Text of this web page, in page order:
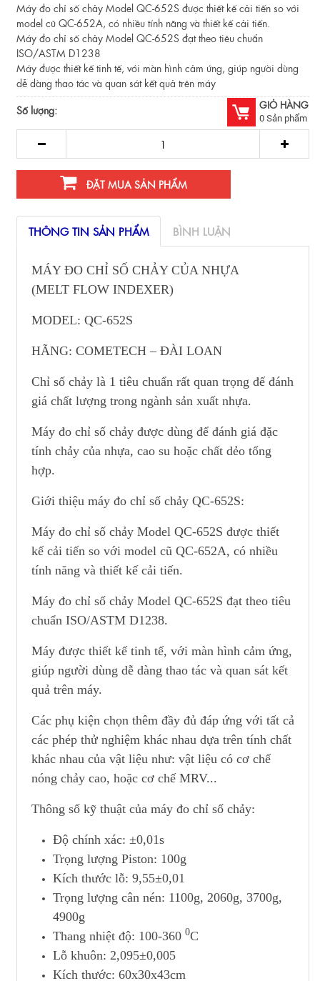
GIỎ HÀNG
0Sản phẩm
Máy đo chỉ số chảy Model QC-652S được thiết kế cải tiến so với
model cũ QC-652A, có nhiều tính năng và thiết kế cải tiến.
Máy đo chỉ số chảy Model QC-652S đạt theo tiêu chuẩn
ISO/ASTM D1238
Máy được thiết kế tinh tế, với màn hình cảm ứng, giúp người dùng
dễ dàng thao tác và quan sát kết quả trên máy
Số lượng:
ĐẶT MUA SẢN PHẨM
THÔNG TIN SẢN PHẨM BÌNH LUẬN
MÁY ĐO CHỈ SỐ CHẢY CỦA NHỰA
(MELT FLOW INDEXER)
MODEL: QC-652S
HÃNG: COMETECH – ĐÀI LOAN
Chỉ số chảy là 1 tiêu chuẩn rất quan trọng đế đánh
giá chất lượng trong ngành sản xuất nhựa.
Máy đo chỉ số chảy được dùng để đánh giá đặc
tính chảy của nhựa, cao su hoặc chất dẻo tổng
hợp.
Giới thiệu máy đo chỉ số chảy QC-652S:
Máy đo chỉ số chảy Model QC-652S được thiết
kế cải tiến so với model cũ QC-652A, có nhiều
tính năng và thiết kế cải tiến.
Máy đo chỉ số chảy Model QC-652S đạt theo tiêu
chuẩn ISO/ASTM D1238.
Máy được thiết kế tinh tế, với màn hình cảm ứng,
giúp người dùng dễ dàng thao tác và quan sát kết
quả trên máy.
Các phụ kiện chọn thêm đầy đủ đáp ứng với tất cả
các phép thử nghiệm khác nhau dựa trên tính chất
khác nhau của vật liệu như: vật liệu có cơ chế
nóng chảy cao, hoặc cơ chế MRV...
Thông số kỹ thuật của máy đo chỉ số chảy:
Độ chính xác: ±0,01s
Trọng lượng Piston: 100g
Kích thước lỗ: 9,55±0,01
Trọng lượng cân nén: 1100g, 2060g, 3700g,
4900g
Thang nhiệt độ: 100-360 0C
Lỗ khuôn: 2,095±0,005
Kích thước: 60x30x43cm